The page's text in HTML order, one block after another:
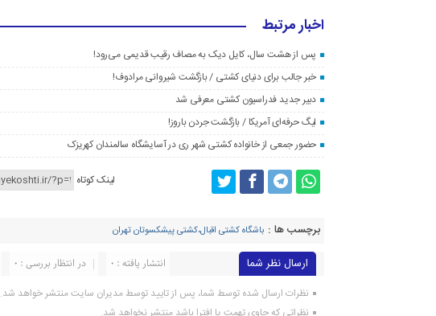
اخبار مرتبط
پس از هشت سال، کایل دیک به مصاف رقیب قدیمی می‌رود!
خبر جالب برای دنیای کشتی / بازگشت شیروانی مرادوف!
دبیر جدید فدراسیون کشتی معرفی شد
لیگ حرفه‌ای آمریکا / بازگشت جردن باروز!
حضور جمعی از خانواده کشتی شهر ری در آسایشگاه سالمندان کهریزک
لینک کوتاه
برچسب ها : باشگاه کشتی اقبال،کشتی پیشکسوتان تهران
ارسال نظر شما در انتظار بررسی : 0 انتشار یافته : ۰
نظرات ارسال شده توسط شما، پس از تایید توسط مدیران سایت منتشر خواهد شد.